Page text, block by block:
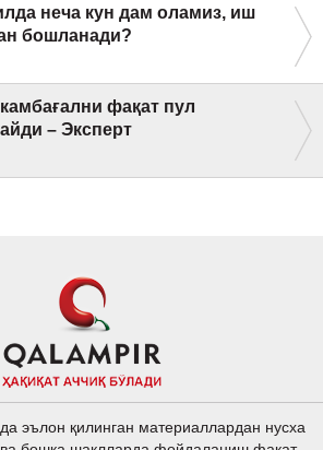
неча кун дам оламиз, иш
бошланади?
фақат пул
– Эксперт
эълон қилинган материаллардан нусха